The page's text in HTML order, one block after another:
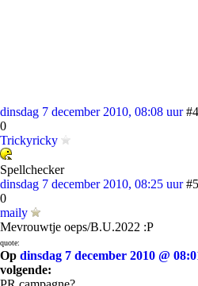
dinsdag 7 december 2010, 08:08 uur #4
0
Trickyricky
Spellchecker
dinsdag 7 december 2010, 08:25 uur #5
0
maily
Mevrouwtje oeps/B.U.2022 :P
quote:
Op dinsdag 7 december 2010 @
volgende: